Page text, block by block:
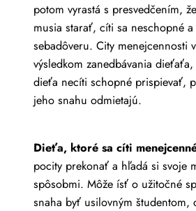
potom vyrastá s presvedčením,
musia starať, cíti sa neschopné
sebadôveru. City menejcennosti
výsledkom zanedbávania
dieťa necíti schopné prispievať,
jeho snahu odmietajú.
Dieťa, ktoré sa cíti
pocity prekonať a hľadá si svoje
spôsobmi. Môže ísť o užitočné
snaha byť usilovným študentom,